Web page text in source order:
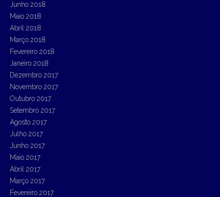
Junho 2018
Maio 2018
Abril 2018
Março 2018
Fevereiro 2018
Janeiro 2018
Dezembro 2017
Novembro 2017
Outubro 2017
Setembro 2017
Agosto 2017
Julho 2017
Junho 2017
Maio 2017
Abril 2017
Março 2017
Fevereiro 2017